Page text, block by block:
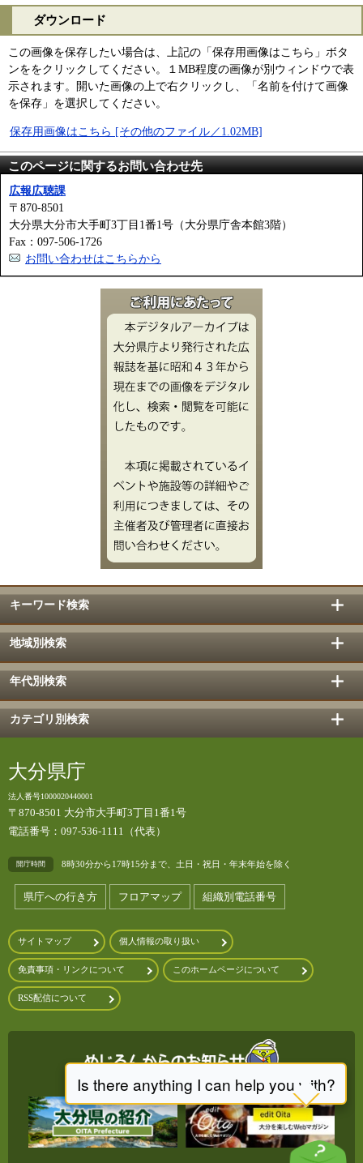
ダウンロード
この画像を保存したい場合は、上記の「保存用画像はこちら」ボタ
ンををクリックしてください。１MB程度の画像が別ウィンドウで表
示されます。開いた画像の上で右クリックし、「名前を付けて画像
を保存」を選択してください。
保存用画像はこちら [その他のファイル／1.02MB]
このページに関するお問い合わせ先
広報広聴課
〒870-8501
大分県大分市大手町3丁目1番1号（大分県庁舎本館3階）
Fax：097-506-1726
お問い合わせはこちらから
キーワード検索
地域別検索
年代別検索
カテゴリ別検索
大分県庁
法人番号1000020440001
〒870-8501 大分市大手町3丁目1番1号
電話番号：097-536-1111（代表）
開庁時間 8時30分から17時15分まで、土日・祝日・年末年始を除く
県庁への行き方 フロアマップ 組織別電話番号
サイトマップ 個人情報の取り扱い
免責事項・リンクについて このホームページについて
RSS配信について